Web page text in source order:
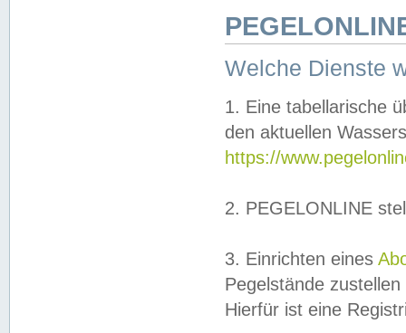
Welche Dienste
1. Eine tabellarische
den aktuellen
https://
2. PEGELONLINE
3. Einrichten eines
Pegelstände
Hierfür ist eine